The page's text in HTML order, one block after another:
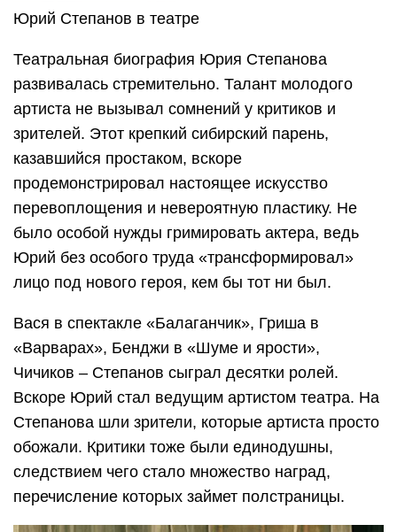
Юрий Степанов в театре
Театральная биография Юрия Степанова
развивалась стремительно. Талант молодого
артиста не вызывал сомнений у критиков и
зрителей. Этот крепкий сибирский парень,
казавшийся простаком, вскоре
продемонстрировал настоящее искусство
перевоплощения и невероятную пластику. Не
было особой нужды гримировать актера, ведь
Юрий без особого труда «трансформировал»
лицо под нового героя, кем бы тот ни был.
Вася в спектакле «Балаганчик», Гриша в
«Варварах», Бенджи в «Шуме и ярости»,
Чичиков – Степанов сыграл десятки ролей.
Вскоре Юрий стал ведущим артистом театра. На
Степанова шли зрители, которые артиста просто
обожали. Критики тоже были единодушны,
следствием чего стало множество наград,
перечисление которых займет полстраницы.